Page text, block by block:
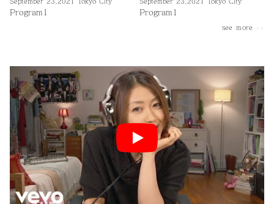
Program1 Program1
see ｍore >>